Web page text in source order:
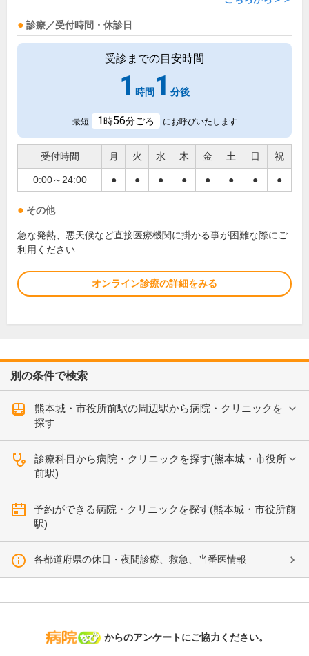
診療／受付時間・休診日
受診までの目安時間
1 時間 1 分後
最短 1時56分ごろ にお呼びいたします
受付時間 月 火 水 木 金 土 日 祝
0:00～24:00 ● ● ● ● ● ● ● ●
その他
急な発熱、悪天候など直接医療機関に掛かる事が困難な際にご
利用ください
オンライン診療の詳細をみる
別の条件で検索
熊本城・市役所前駅の周辺駅から病院・クリニックを
探す
診療科目から病院・クリニックを探す(熊本城・市役所
前駅)
予約ができる病院・クリニックを探す(熊本城・市役所前
駅)
各都道府県の休日・夜間診療、救急、当番医情報
病院なび
からのアンケートにご協力ください。